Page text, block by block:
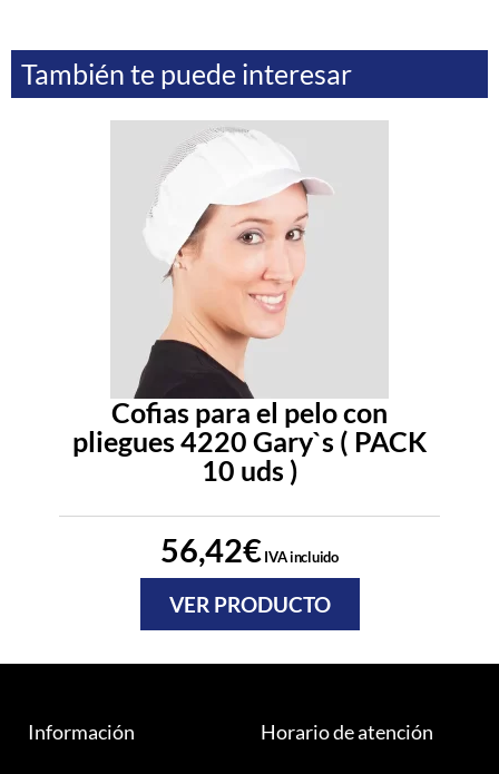
También te puede interesar
Cofias para el pelo con
pliegues 4220 Gary`s ( PACK
10 uds )
56,42€IVA incluido
VER PRODUCTO
Información Horario de atención